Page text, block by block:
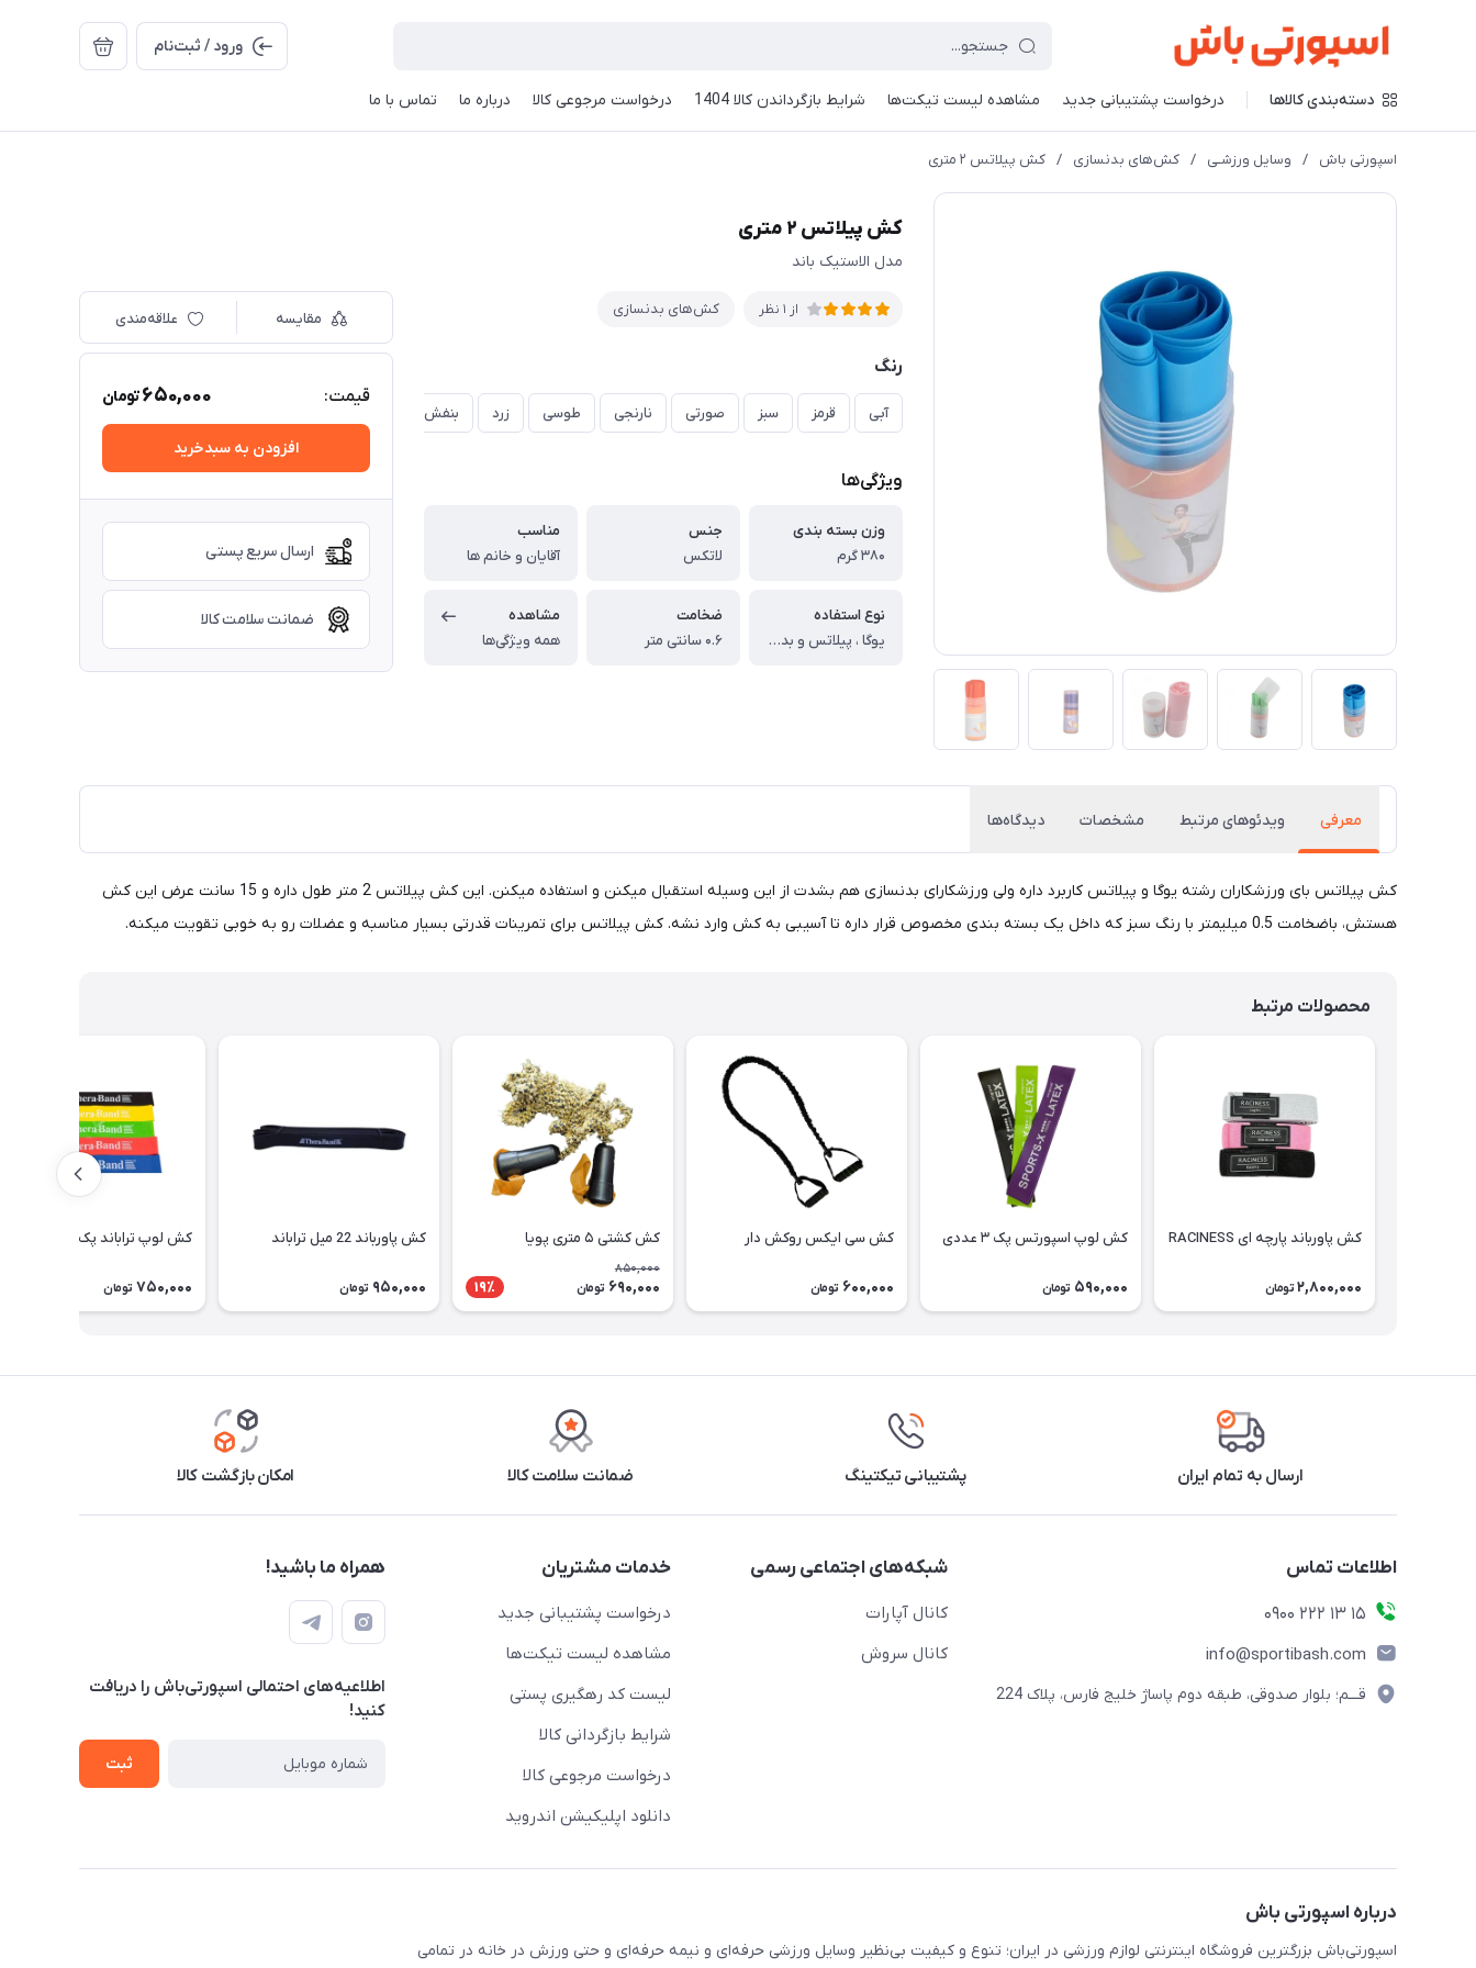
ورود / ثبت‌نام
دسته‌بندی کالاها درخواست پشتیبانی جدید مشاهده لیست تیکت‌ها شرایط بازگرداندن کالا 1404 درخواست مرجوعی کالا درباره ما تماس با ما
اسپورتی باش / وسایل ورزشـی / کش‌های بدنسازی / کش پیلاتس ۲ متری
کش پیلاتس ۲ متری
مدل الاستیک باند
از 1 نظر کش‌های بدنسازی
رنگ
آبی قرمز سبز صورتی نارنجی طوسی زرد بنفش
ویژگی‌ها
وزن بسته بندی
۳۸۰ گرم
جنس
لاتکس
مناسب
آقایان و خانم ها
نوع استفاده
یوگا ، پیلاتس و بدنسازی
ضخامت
۰.۶ سانتی متر
مشاهده
همه ویژگی‌ها
مقایسه علاقه‌مندی
قیمت: 650,000تومان
افزودن به سبدخرید
ارسال سریع پستی
ضمانت سلامت کالا
معرفی ویدئوهای مرتبط مشخصات دیدگاه‌ها
کش پیلاتس بای ورزشکاران رشته یوگا و پیلاتس کاربرد داره ولی ورزشکارای بدنسازی هم بشدت از این وسیله استقبال میکنن و استفاده میکنن. این کش پیلاتس 2 متر طول داره و 15 سانت عرض این کش
هستش، باضخامت 0.5 میلیمتر با رنگ سبز که داخل یک بسته بندی مخصوص قرار داره تا آسیبی به کش وارد نشه. کش پیلاتس برای تمرینات قدرتی بسیار مناسبه و عضلات رو به خوبی تقویت میکنه.
محصولات مرتبط
کش پاورباند پارچه ای RACINESS
2,800,000 تومان
کش لوپ اسپورتس پک ۳ عددی
590,000 تومان
کش سی ایکس روکش دار
600,000 تومان
کش کشتی ۵ متری پویا
850,000
690,000 تومان 19٪
کش پاورباند 22 میل تراباند
950,000 تومان
کش لوپ تراباند پک ۵ عددی
750,000 تومان
ارسال به تمام ایران پشتیبانی تیکتینگ ضمانت سلامت کالا امکان بازگشت کالا
اطلاعات تماس
15 13 222 0900
info@sportibash.com
قـــم؛ بلوار صدوقی، طبقه دوم پاساژ خلیج فارس، پلاک 224
شبکه‌های اجتماعی رسمی
کانال آپارات
کانال سروش
خدمات مشتریان
درخواست پشتیبانی جدید
مشاهده لیست تیکت‌ها
لیست کد رهگیری پستی
شرایط بازگردانی کالا
درخواست مرجوعی کالا
دانلود اپلیکیشن اندروید
همراه ما باشید!
اطلاعیه‌های احتمالی اسپورتی‌باش را دریافت
کنید!
ثبت
درباره اسپورتی باش
اسپورتی‌باش بزرگترین فروشگاه اینترنتی لوازم ورزشی در ایران؛ تنوع و کیفیت بی‌نظیر وسایل ورزشی حرفه‌ای و نیمه حرفه‌ای و حتی ورزش در خانه در تمامی